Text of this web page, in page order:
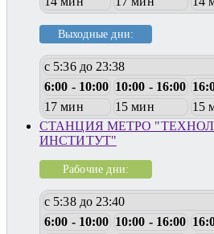
Выходные дни:
с 5:36 до 23:38
6:00 - 10:00 10:00 - 16:00
17 мин
15 мин 15
СТАНЦИЯ МЕТРО
ИНСТИТУТ"
Рабочие дни:
с 5:38 до 23:40
6:00 - 10:00 10:00 - 16:00